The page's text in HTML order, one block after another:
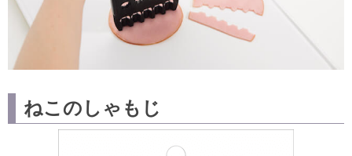
ねこのしゃもじ